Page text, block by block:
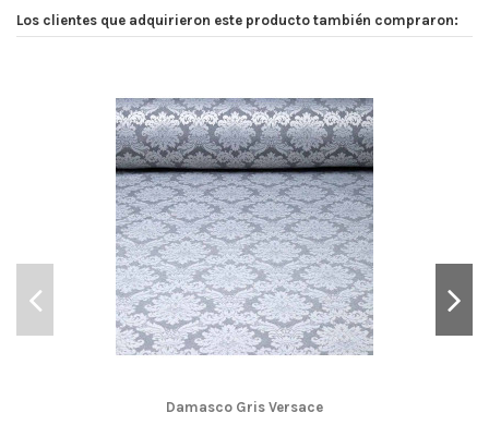
Los clientes que adquirieron este producto también compraron:
Damasco Gris Versace